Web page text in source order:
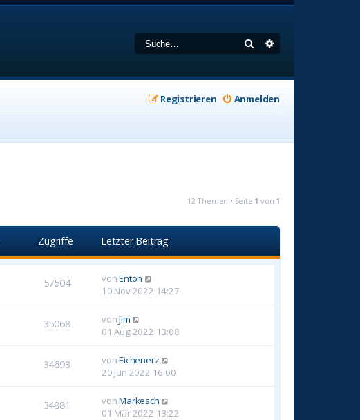
Suche
Anmelden
Registrieren
12 Themen • Seite 1 von 1
Zugriffe Letzter Beitrag
57504 vonEnton
10 Nov 2022 14:27
35068 vonJim
01 Aug 2022 13:08
34693 vonEichenerz
20 Jun 2022 16:00
34881 vonMarkesch
01 Mär 2022 13:22